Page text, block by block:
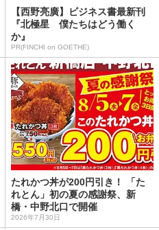
【西野亮廣】ビジネス書最新刊
『北極星 僕たちはどう働く
か』
PR(FINCHI on GOETHE)
たれかつ丼が200円引き！ 「た
れとん」初の夏の感謝祭、新
橋・中野北口で開催
2026年7月30日